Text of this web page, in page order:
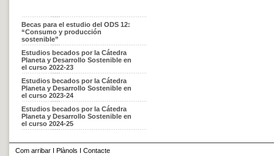
Becas para el estudio del ODS 12:
“Consumo y producción
sostenible”
Estudios becados por la Cátedra
Planeta y Desarrollo Sostenible en
el curso 2022-23
Estudios becados por la Cátedra
Planeta y Desarrollo Sostenible en
el curso 2023-24
Estudios becados por la Cátedra
Planeta y Desarrollo Sostenible en
el curso 2024-25
Com arribar I Plànols I Contacte